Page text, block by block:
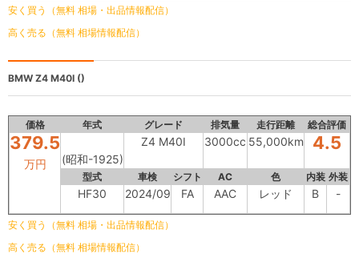
安く買う（無料 相場・出品情報配信）
高く売る（無料 相場情報配信）
BMW Z4 M40I ()
価格 年式 グレード 排気量 走行距離 総合評価
379.5
万円 (昭和-1925)
Z4 M40I 3000cc 55,000km 4.5
型式 車検 シフト AC 色 内装 外装
HF30 2024/09 FA AAC レッド B -
安く買う（無料 相場・出品情報配信）
高く売る（無料 相場情報配信）